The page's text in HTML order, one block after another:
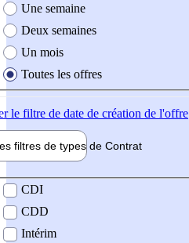
Une semaine
Deux semaines
Un mois
Toutes les offres
le filtre de date de création de l'offre
filtres de types de Contrat
contrat
CDI
CDD
Intérim